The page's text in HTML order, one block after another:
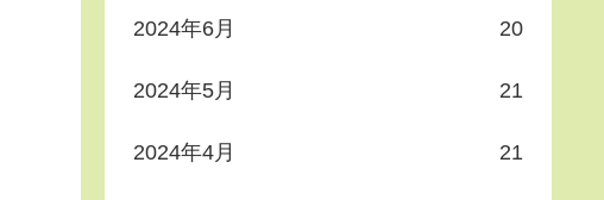
2024年6月 20
2024年5月 21
2024年4月 21